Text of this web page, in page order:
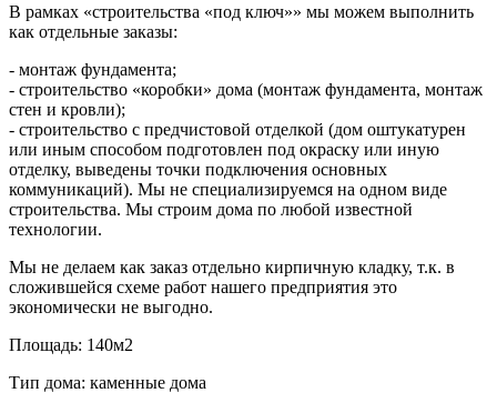
В рамках «строительства «под ключ»» мы можем выполнить
как отдельные заказы:
- монтаж фундамента;
- строительство «коробки» дома (монтаж фундамента, монтаж
стен и кровли);
- строительство с предчистовой отделкой (дом оштукатурен
или иным способом подготовлен под окраску или иную
отделку, выведены точки подключения основных
коммуникаций). Мы не специализируемся на одном виде
строительства. Мы строим дома по любой известной
технологии.
Мы не делаем как заказ отдельно кирпичную кладку, т.к. в
сложившейся схеме работ нашего предприятия это
экономически не выгодно.
Площадь: 140м2
Тип дома: каменные дома